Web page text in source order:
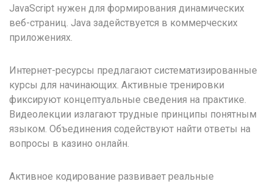
JavaScript нужен для формирования динамических
веб-страниц. Java задействуется в коммерческих
приложениях.
Интернет-ресурсы предлагают систематизированные
курсы для начинающих. Активные тренировки
фиксируют концептуальные сведения на практике.
Видеолекции излагают трудные принципы понятным
языком. Объединения содействуют найти ответы на
вопросы в казино онлайн.
Активное кодирование развивает реальные